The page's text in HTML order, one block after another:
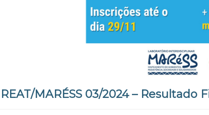
MARÉSS 03/2024 – Resultado